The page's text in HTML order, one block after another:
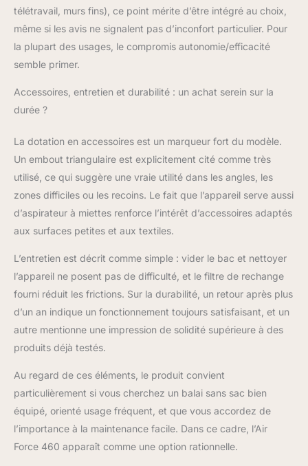
télétravail, murs fins), ce point mérite d’être intégré au choix,
même si les avis ne signalent pas d’inconfort particulier. Pour
la plupart des usages, le compromis autonomie/efficacité
semble primer.
Accessoires, entretien et durabilité : un achat serein sur la
durée ?
La dotation en accessoires est un marqueur fort du modèle.
Un embout triangulaire est explicitement cité comme très
utilisé, ce qui suggère une vraie utilité dans les angles, les
zones difficiles ou les recoins. Le fait que l’appareil serve aussi
d’aspirateur à miettes renforce l’intérêt d’accessoires adaptés
aux surfaces petites et aux textiles.
L’entretien est décrit comme simple : vider le bac et nettoyer
l’appareil ne posent pas de difficulté, et le filtre de rechange
fourni réduit les frictions. Sur la durabilité, un retour après plus
d’un an indique un fonctionnement toujours satisfaisant, et un
autre mentionne une impression de solidité supérieure à des
produits déjà testés.
Au regard de ces éléments, le produit convient
particulièrement si vous cherchez un balai sans sac bien
équipé, orienté usage fréquent, et que vous accordez de
l’importance à la maintenance facile. Dans ce cadre, l’Air
Force 460 apparaît comme une option rationnelle.